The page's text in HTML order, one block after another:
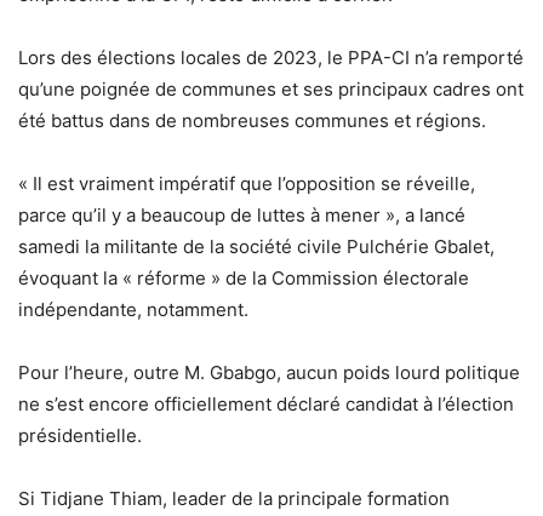
Lors des élections locales de 2023, le PPA-CI n’a remporté
qu’une poignée de communes et ses principaux cadres ont
été battus dans de nombreuses communes et régions.
« Il est vraiment impératif que l’opposition se réveille,
parce qu’il y a beaucoup de luttes à mener », a lancé
samedi la militante de la société civile Pulchérie Gbalet,
évoquant la « réforme » de la Commission électorale
indépendante, notamment.
Pour l’heure, outre M. Gbabgo, aucun poids lourd politique
ne s’est encore officiellement déclaré candidat à l’élection
présidentielle.
Si Tidjane Thiam, leader de la principale formation